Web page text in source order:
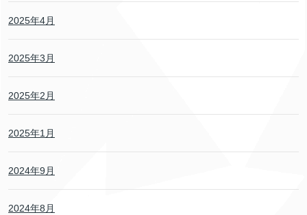
2025年4月
2025年3月
2025年2月
2025年1月
2024年9月
2024年8月